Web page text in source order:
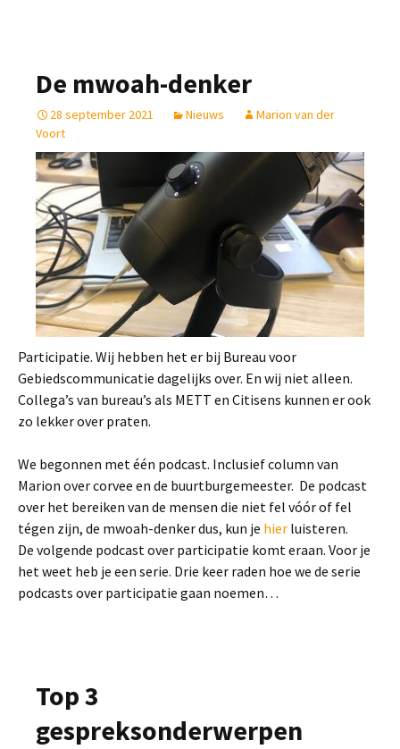
De mwoah-denker
28 september 2021 Nieuws
Marion van der
Voort
Participatie. Wij hebben het er bij Bureau voor
Gebiedscommunicatie dagelijks over. En wij niet alleen.
Collega’s van bureau’s als METT en Citisens kunnen er ook
zo lekker over praten.
We begonnen met één podcast. Inclusief column van
Marion over corvee en de buurtburgemeester. De podcast
over het bereiken van de mensen die niet fel vóór of fel
tégen zijn, de mwoah-denker dus, kun je hier luisteren.
De volgende podcast over participatie komt eraan. Voor je
het weet heb je een serie. Drie keer raden hoe we de serie
podcasts over participatie gaan noemen…
Top 3
gespreksonderwerpen